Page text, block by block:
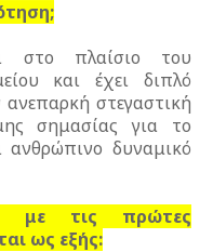
στο πλαίσιο του
και έχει διπλό
στεγαστική
σημασίας για το
ανθρώπινο δυναμικό
με τις πρώτες
ως εξής: